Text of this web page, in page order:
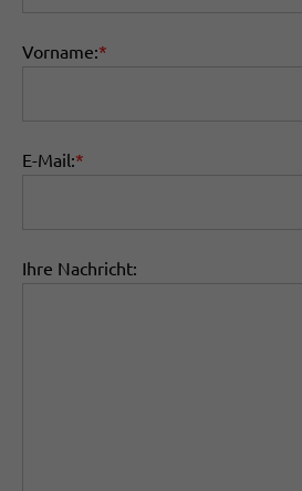
Vorname:*
E-Mail:*
Ihre Nachricht: